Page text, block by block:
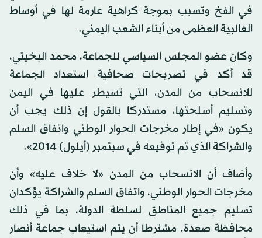
في الفخ وتسبب بموجة كراهية عارمة لها في أوساط
الغالبية العظمى من أبناء الشعب اليمني.
وكان عضو المجلس السياسي للجماعة، محمد البخيتي،
قد أكد في تصريحات صحافية استعداد الجماعة
للانسحاب من المدن، التي تسيطر عليها في اليمن
وتسليم أسلحتها، مستدركا بالقول إن ذلك يجب أن
يكون «في إطار مخرجات الحوار الوطني واتفاق السلم
والشراكة الذي تم توقيعه في سبتمبر (أيلول) 2014».
وأضاف أن الانسحاب من المدن «لا خلاف عليه» وأن
مخرجات الحوار الوطني، واتفاق السلم والشراكة يؤكدان
تسليم جميع المناطق لسلطة الدولة، بما في ذلك
محافظة صعدة. مشترطا أن يتم استيعاب جماعة أنصار